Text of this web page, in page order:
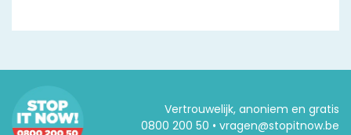
Vertrouwelijk, anoniem en gratis
0800 200 50 • vragen@stopitnow.be